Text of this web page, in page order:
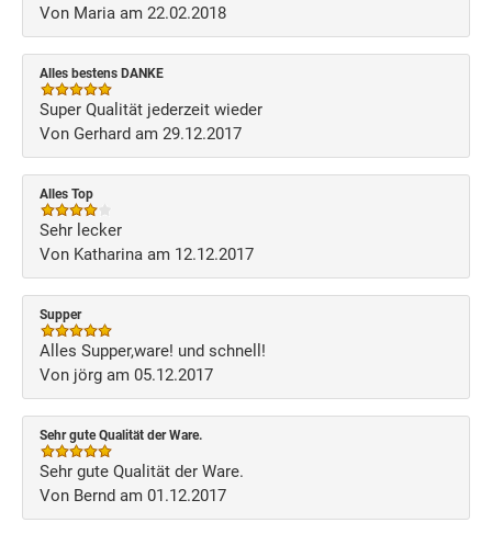
Von Maria am 22.02.2018
Alles bestens DANKE
Super Qualität jederzeit wieder
Von Gerhard am 29.12.2017
Alles Top
Sehr lecker
Von Katharina am 12.12.2017
Supper
Alles Supper,ware! und schnell!
Von jörg am 05.12.2017
Sehr gute Qualität der Ware.
Sehr gute Qualität der Ware.
Von Bernd am 01.12.2017